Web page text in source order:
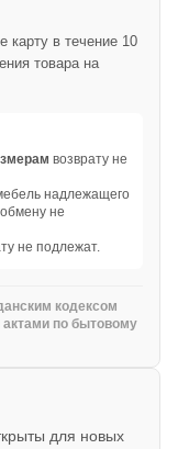
карту в течение 10
товара на
возврату не
надлежащего
не
не подлежат.
кодексом
по бытовому
для новых